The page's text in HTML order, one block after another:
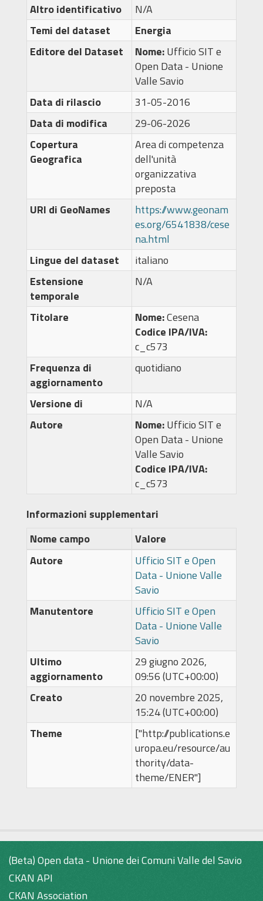
Altro identificativo
N/A
Temi del dataset
Energia
Editore del Dataset
Nome:Ufficio SIT e
Open Data - Unione
Valle Savio
Data di rilascio
31-05-2016
Data di modifica
29-06-2026
Copertura
Geografica
Area di competenza
dell'unità
organizzativa
preposta
URI di GeoNames
https://www.geonam
es.org/6541838/cese
na.html
Lingue del dataset
italiano
Estensione
temporale
N/A
Titolare Nome:Cesena
Codice IPA/IVA:
c_c573
Frequenza di
aggiornamento
quotidiano
Versione di
N/A
Autore
Nome:Ufficio SIT e
Open Data - Unione
Valle Savio
Codice IPA/IVA:
c_c573
Informazioni supplementari
Nome campo
Valore
Autore
Ufficio SIT e Open
Data - Unione Valle
Savio
Manutentore
Ufficio SIT e Open
Data - Unione Valle
Savio
Ultimo
aggiornamento
29 giugno 2026,
09:56 (UTC+00:00)
Creato
20 novembre 2025,
15:24 (UTC+00:00)
Theme
["http://publications.e
uropa.eu/resource/au
thority/data-
theme/ENER"]
(Beta) Open data - Unione dei Comuni Valle del Savio
CKAN API
CKAN Association